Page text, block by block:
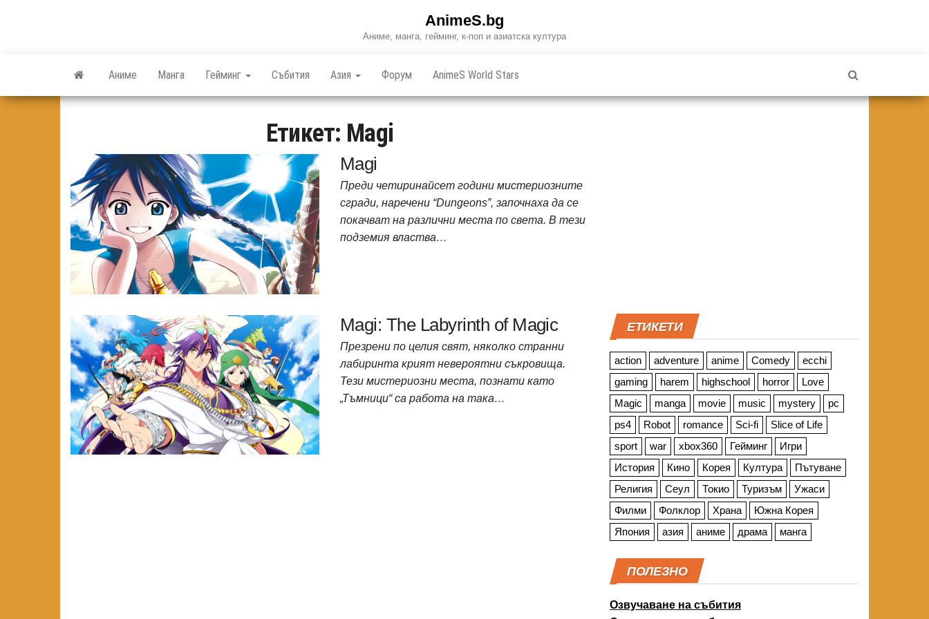
AnimeS.bg
Аниме, манга, гейминг, к-поп и азиатска култура
Аниме Манга Гейминг Събития Азия Форум AnimeS World Stars
Етикет: Magi
Magi
Преди четиринайсет години мистериозните
сгради, наречени “Dungeons”, започнаха да се
покачват на различни места по света. В тези
подземия властва…
Magi: The Labyrinth of Magic
Презрени по целия свят, няколко странни
лабиринта крият невероятни съкровища.
Тези мистериозни места, познати като
„Тъмници“ са работа на така…
ЕТИКЕТИ
action adventure anime Comedy
ecchi
gaming
harem highschool horror
Love
Magic
manga movie music mystery
pc
ps4
Robot romance Sci-fi
Slice of Life
sport
war xbox360 Гейминг
Игри
История
Кино Корея Култура
Пътуване
Религия
Сеул Токио Туризъм
Ужаси
Филми
Фолклор Храна
Южна Корея
Япония
азия аниме драма манга
ПОЛЕЗНО
Озвучаване на събития